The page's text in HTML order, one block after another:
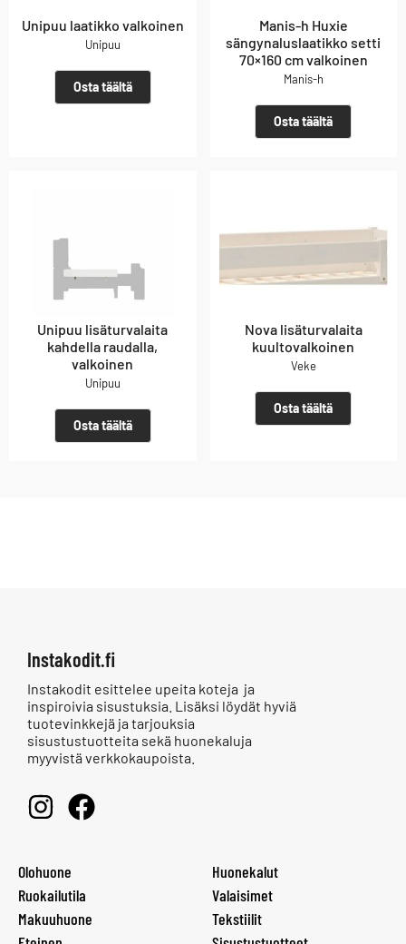
Unipuu laatikko valkoinen
Unipuu
Osta täältä
Manis-h Huxie
sängynaluslaatikko setti
70×160 cm valkoinen
Manis-h
Osta täältä
Unipuu lisäturvalaita
kahdella raudalla,
valkoinen
Unipuu
Osta täältä
Nova lisäturvalaita
kuultovalkoinen
Veke
Osta täältä
Instakodit.fi
Instakodit esittelee upeita koteja ja
inspiroivia sisustuksia. Lisäksi löydät hyviä
tuotevinkkejä ja tarjouksia
sisustustuotteita sekä huonekaluja
myyvistä verkkokaupoista.
Olohuone
Ruokailutila
Makuuhuone
Huonekalut
Valaisimet
Tekstiilit